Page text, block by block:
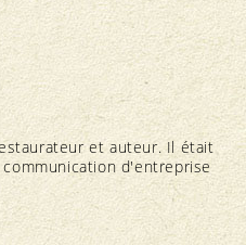
et auteur. Il était
d'entreprise